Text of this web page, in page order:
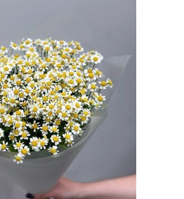
9 609 ₽